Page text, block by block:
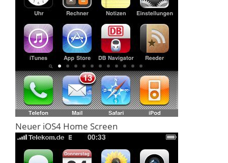
Neuer iOS4 Home Screen